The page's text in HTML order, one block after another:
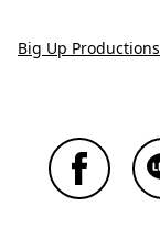
Big Up Productions